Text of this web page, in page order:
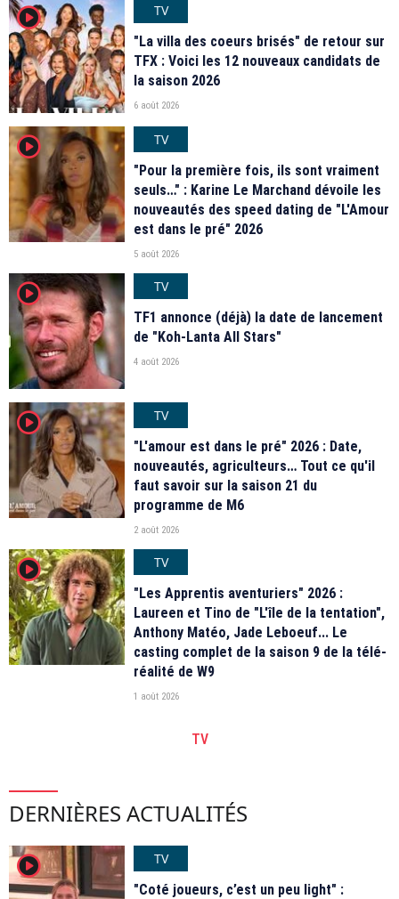
player2
TV
"La villa des coeurs brisés" de retour sur
TFX : Voici les 12 nouveaux candidats de
la saison 2026
6 août 2026
player2
TV
"Pour la première fois, ils sont vraiment
seuls…" : Karine Le Marchand dévoile les
nouveautés des speed dating de "L'Amour
est dans le pré" 2026
5 août 2026
player2
TV
TF1 annonce (déjà) la date de lancement
de "Koh-Lanta All Stars"
4 août 2026
player2
TV
"L'amour est dans le pré" 2026 : Date,
nouveautés, agriculteurs… Tout ce qu'il
faut savoir sur la saison 21 du
programme de M6
2 août 2026
player2
TV
"Les Apprentis aventuriers" 2026 :
Laureen et Tino de "L'île de la tentation",
Anthony Matéo, Jade Leboeuf... Le
casting complet de la saison 9 de la télé-
réalité de W9
1 août 2026
TV
DERNIÈRES ACTUALITÉS
player2
TV
"Coté joueurs, c’est un peu light" :